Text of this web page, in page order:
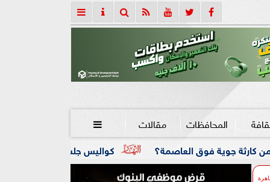
المحافظات مقالات 
كواليس جلسة أحمد دياب مع حسام وإبراهيم